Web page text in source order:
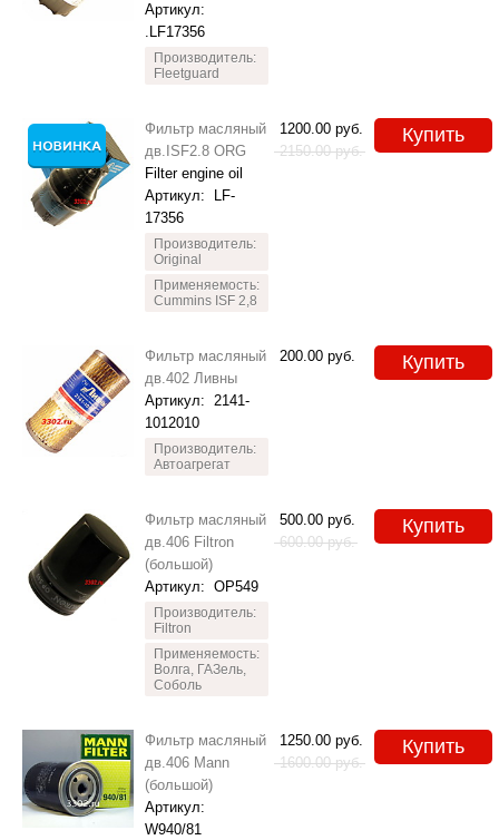
Артикул:
.LF17356
Производитель:
Fleetguard
Фильтр масляный
дв.ISF2.8 ORG
Filter engine oil
Артикул:
LF-
17356
Производитель:
Original
Применяемость:
Cummins ISF 2,8
1200.00 руб.
2150.00 руб.
Купить
Фильтр масляный
дв.402 Ливны
Артикул: 2141-
1012010
Производитель:
Автоагрегат
200.00 руб. Купить
Фильтр масляный
дв.406 Filtron
(большой)
Артикул: OP549
Производитель:
Filtron
Применяемость:
Волга, ГАЗель,
Соболь
500.00 руб.
600.00 руб.
Купить
Фильтр масляный
дв.406 Mann
(большой)
Артикул:
W940/81
1250.00 руб.
1600.00 руб.
Купить